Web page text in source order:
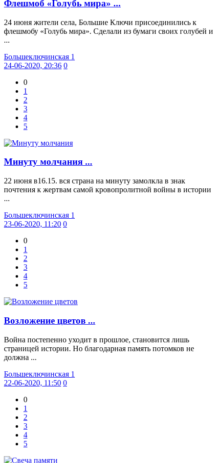
Флешмоб «Голубь мира» ...
24 июня жители села, Большие Ключи присоединились к
флешмобу «Голубь мира». Сделали из бумаги своих голубей и
...
Большеключинская 1
24-06-2020, 20:36 0
0
1
2
3
4
5
Минуту молчания ...
22 июня в16.15. вся страна на минуту замолкла в знак
почтения к жертвам самой кровопролитной войны в истории
...
Большеключинская 1
23-06-2020, 11:20 0
0
1
2
3
4
5
Возложение цветов ...
Война постепенно уходит в прошлое, становится лишь
страницей истории. Но благодарная память потомков не
должна ...
Большеключинская 1
22-06-2020, 11:50 0
0
1
2
3
4
5